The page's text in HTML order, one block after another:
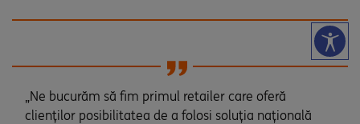
„Ne bucurăm să fim primul retailer care oferă
clienților posibilitatea de a folosi soluția națională